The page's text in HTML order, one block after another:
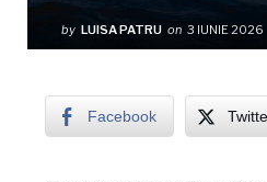
by LUISA PATRU on 3 IUNIE 2026
Facebook